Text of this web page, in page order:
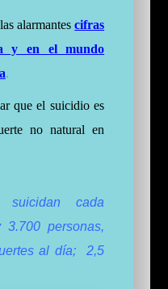
alarmantes cifras
y en el mundo
.
que el suicidio es
no natural en
cada
personas,
al día; 2,5